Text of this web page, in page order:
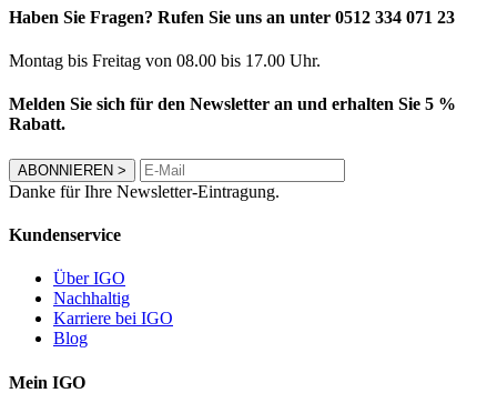
Haben Sie Fragen? Rufen Sie uns an unter 0512 334 071 23
Montag bis Freitag von 08.00 bis 17.00 Uhr.
Melden Sie sich für den Newsletter an und erhalten Sie 5 %
Rabatt.
ABONNIEREN >
Danke für Ihre Newsletter-Eintragung.
Kundenservice
Über IGO
Nachhaltig
Karriere bei IGO
Blog
Mein IGO